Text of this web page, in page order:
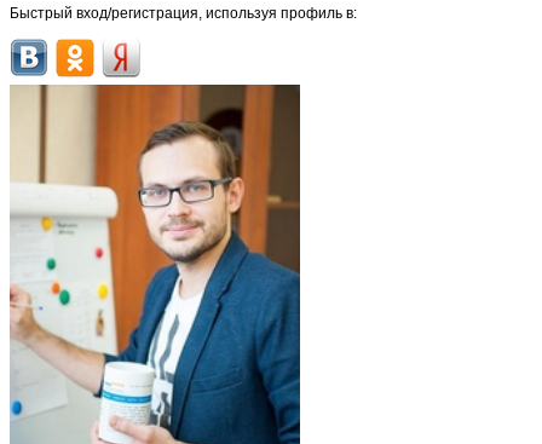
Быстрый вход/регистрация, используя профиль в: